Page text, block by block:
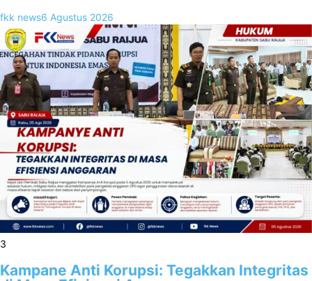
fkk news6 Agustus 2026
3
Kampane Anti Korupsi: Tegakkan Integritas